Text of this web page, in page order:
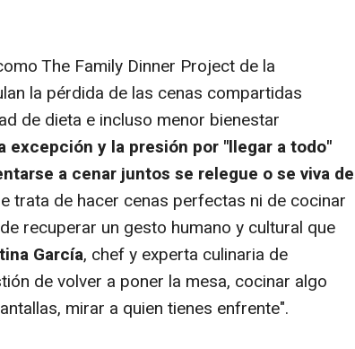
The Family Dinner Project de la
la pérdida de las cenas compartidas
de dieta e incluso menor bienestar
excepción y la presión por "llegar a todo"
a cenar juntos se relegue o se viva de
trata de hacer cenas perfectas ni de cocinar
recuperar un gesto humano y cultural que
García, chef y experta culinaria de
de volver a poner la mesa, cocinar algo
mirar a quien tienes enfrente".